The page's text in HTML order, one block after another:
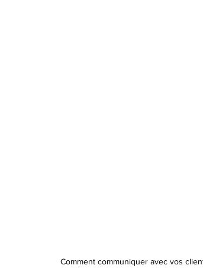
Comment communiquer avec vos